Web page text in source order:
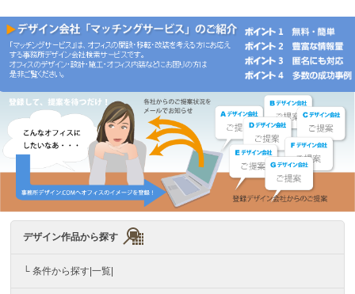
デザイン作品から探す
└ 条件から探す|一覧|